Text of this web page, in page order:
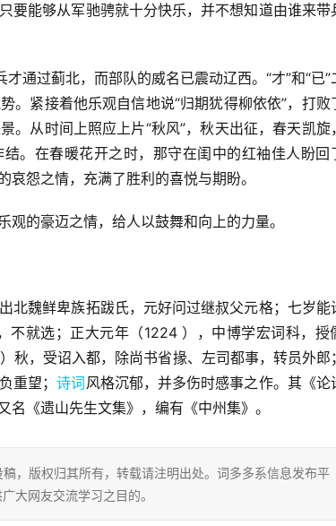
要能够从军驰骋就十分快乐，并不想知道由谁来带
通过蓟北，而部队的威名已震动辽西。“才”和“已”
。紧接着他乐观自信地说“归期犹得柳依依”，打败
。从时间上照应上片“秋风”，秋天出征，春天凯旋
。在春暖花开之时，那守在闺中的红袖佳人盼回
怨之情，充满了胜利的喜悦与期盼。
的豪迈之情，给人以鼓舞和向上的力量。
北魏鲜卑族拓跋氏，元好问过继叔父元格；七岁能
不就选；正大元年（1224 ），中博学宏词科，授
秋，受诏入都，除尚书省掾、左司都事，转员外郎
重望；诗词 风格沉郁，并多伤时感事之作。其《论
《遗山先生文集》，编有《中州集》。
，版权归其所有，转载请注明出处。词多多系信息发布平
大网友交流学习之目的。